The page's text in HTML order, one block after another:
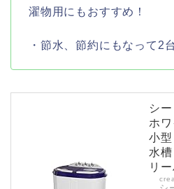
濯物用にもおすすめ！
・節水、節約にもなって2
シ
ホ
小
水
リ